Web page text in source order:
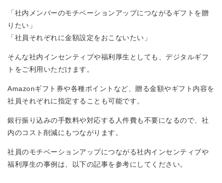
「社内メンバーのモチベーションアップにつながるギフトを贈
りたい」
「社員それぞれに金額設定をおこないたい」
そんな社内インセンティブや福利厚生としても、デジタルギフ
トをご利用いただけます。
Amazonギフト券や各種ポイントなど、贈る金額やギフト内容を
社員それぞれに指定することも可能です。
銀行振り込みの手数料や対応する人件費も不要になるので、社
内のコスト削減にもつながります。
社員のモチベーションアップにつながる社内インセンティブや
福利厚生の事例は、以下の記事を参考にしてください。